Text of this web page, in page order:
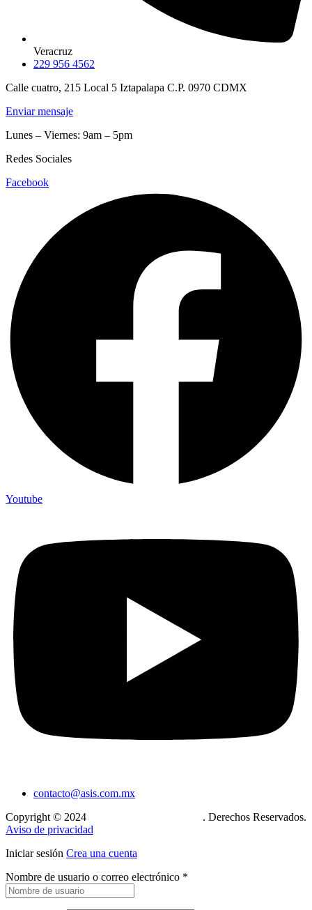
Veracruz
229 956 4562
Calle cuatro, 215 Local 5 Iztapalapa C.P. 0970 CDMX
Enviar mensaje
Lunes – Viernes: 9am – 5pm
Redes Sociales
Facebook
Youtube
contacto@asis.com.mx
Copyright © 2024
. Derechos Reservados.
Aviso de privacidad
Iniciar sesión Crea una cuenta
Nombre de usuario o correo electrónico *